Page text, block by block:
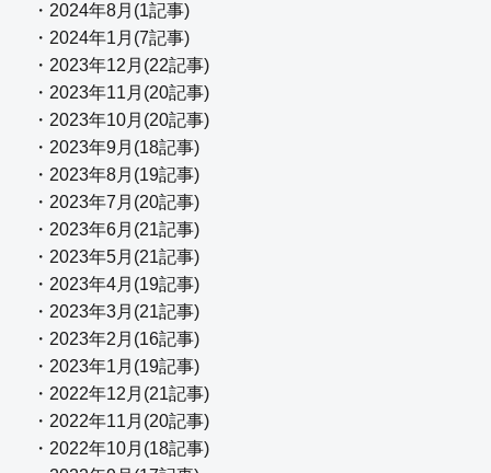
・2024年8月(1記事)
・2024年1月(7記事)
・2023年12月(22記事)
・2023年11月(20記事)
・2023年10月(20記事)
・2023年9月(18記事)
・2023年8月(19記事)
・2023年7月(20記事)
・2023年6月(21記事)
・2023年5月(21記事)
・2023年4月(19記事)
・2023年3月(21記事)
・2023年2月(16記事)
・2023年1月(19記事)
・2022年12月(21記事)
・2022年11月(20記事)
・2022年10月(18記事)